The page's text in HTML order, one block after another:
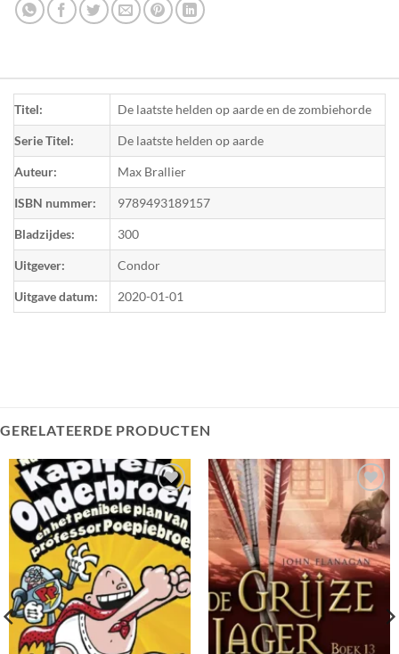
Titel: De laatste helden op aarde en de zombiehorde
Serie Titel: De laatste helden op aarde
Auteur: Max Brallier
ISBN nummer: 9789493189157
Bladzijdes: 300
Uitgever: Condor
Uitgave datum: 2020-01-01
GERELATEERDE PRODUCTEN